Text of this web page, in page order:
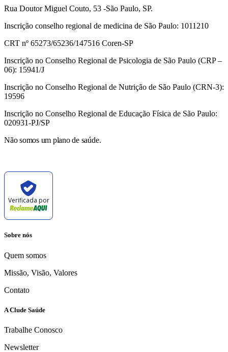
Rua Doutor Miguel Couto, 53 -São Paulo, SP.
Inscrição conselho regional de medicina de São Paulo: 1011210
CRT nº 65273/65236/147516 Coren-SP
Inscrição no Conselho Regional de Psicologia de São Paulo (CRP –
06): 15941/J
Inscrição no Conselho Regional de Nutrição de São Paulo (CRN-3):
19596
Inscrição no Conselho Regional de Educação Física de São Paulo:
020931-PJ/SP
Não somos um plano de saúde.
Verificada por
Sobre nós
Quem somos
Missão, Visão, Valores
Contato
A Clude Saúde
Trabalhe Conosco
Newsletter